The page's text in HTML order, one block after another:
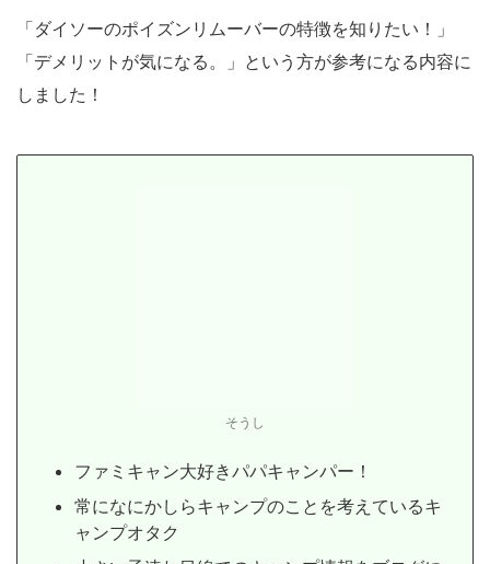
「ダイソーのポイズンリムーバーの特徴を知りたい！」
「デメリットが気になる。」という方が参考になる内容に
しました！
そうし
ファミキャン大好きパパキャンパー！
常になにかしらキャンプのことを考えているキ
ャンプオタク